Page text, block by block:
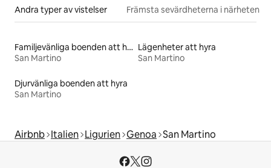
Andra typer av vistelser Främsta sevärdheterna i närheten
Familjevänliga boenden att hyra
San Martino
Lägenheter att hyra
San Martino
Djurvänliga boenden att hyra
San Martino
Airbnb Italien Ligurien Genoa San Martino